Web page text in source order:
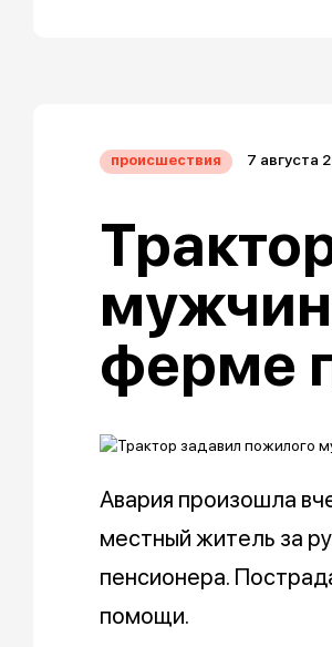
происшествия 7 августа
ферме
Авария произошла
местный житель за
пенсионера.
помощи.